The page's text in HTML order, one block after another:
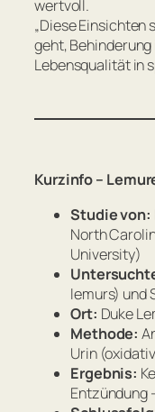
wertvoll.
„Diese Einsichten
geht,
Lebensqualität in
Kurzinfo –
Studie von:
North
University)
lemurs) und
Ort: Duke
Methode:
Urin
Ergebnis:
Entzündung